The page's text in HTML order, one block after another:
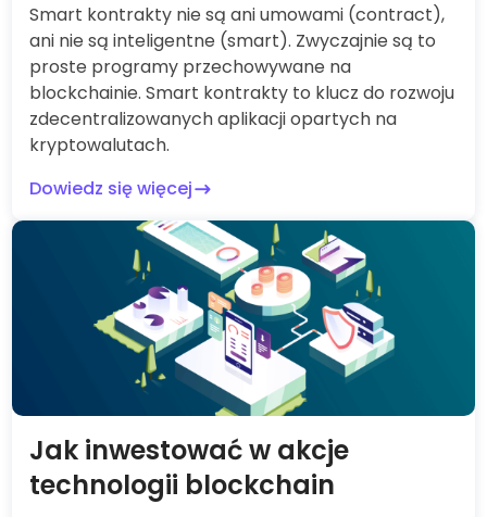
Smart kontrakty nie są ani umowami (contract),
ani nie są inteligentne (smart). Zwyczajnie są to
proste programy przechowywane na
blockchainie. Smart kontrakty to klucz do rozwoju
zdecentralizowanych aplikacji opartych na
kryptowalutach.
Dowiedz się więcej
Jak inwestować w akcje
technologii blockchain